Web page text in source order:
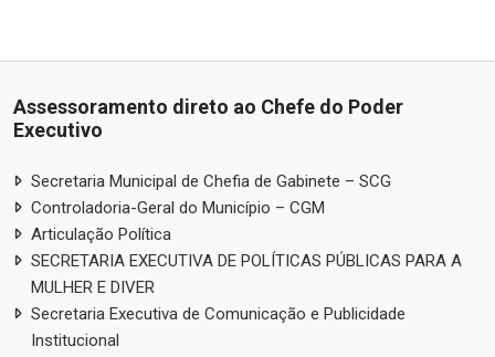
Assessoramento direto ao Chefe do Poder
Executivo
Secretaria Municipal de Chefia de Gabinete – SCG
Controladoria-Geral do Município – CGM
Articulação Política
SECRETARIA EXECUTIVA DE POLÍTICAS PÚBLICAS PARA A
MULHER E DIVER
Secretaria Executiva de Comunicação e Publicidade
Institucional